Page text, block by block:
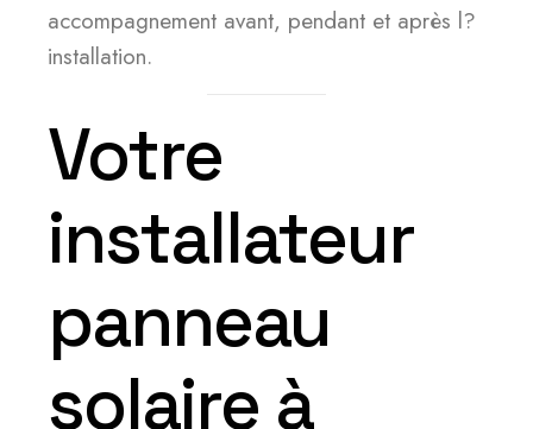
accompagnement avant, pendant et après l?
installation.
Votre
installateur
panneau
solaire à